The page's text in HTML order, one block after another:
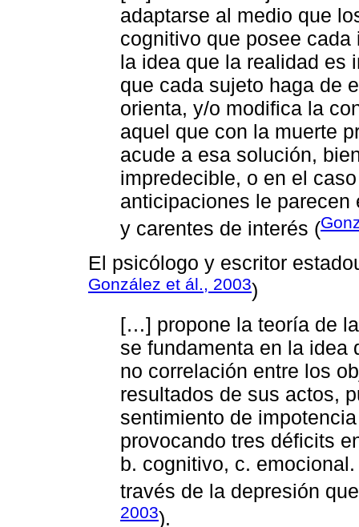
adaptarse al medio que
cognitivo que posee
la idea que la realidad es
que cada sujeto haga de
orienta, y/o modifica la
aquel que con la muerte
acude a esa solución,
impredecible, o en el
anticipaciones le
y carentes de interés (
El psicólogo y escritor
González et ál., 2003)
[…] propone la teoría de
se fundamenta en la idea
no correlación entre los
resultados de sus actos,
sentimiento de
provocando tres déficits
b. cognitivo, c.
través de la depresión
2003).